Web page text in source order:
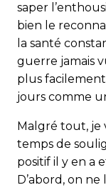
saper
bien le
la santé
guerre jamais
plus
jours comme
Malgré tout, je
temps de
positif il y en a
D’abord, on ne